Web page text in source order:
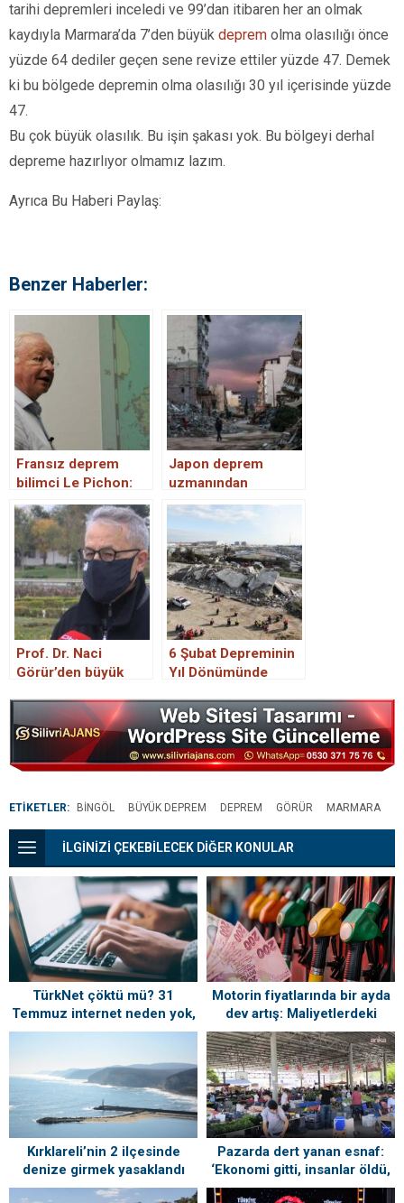
tarihi depremleri inceledi ve 99’dan itibaren her an olmak
kaydıyla Marmara’da 7’den büyük deprem olma olasılığı önce
yüzde 64 dediler geçen sene revize ettiler yüzde 47. Demek
ki bu bölgede depremin olma olasılığı 30 yıl içerisinde yüzde
47.
Bu çok büyük olasılık. Bu işin şakası yok. Bu bölgeyi derhal
depreme hazırlıyor olmamız lazım.
Ayrıca Bu Haberi Paylaş:
Benzer Haberler:
Fransız deprem
bilimci Le Pichon:
Marmara’da 7,6
üzerinde tek bir
depremin olacağını
düşünüyorum
Japon deprem
uzmanından
korkutan açıklama:
‘Marmara’yı çok kötü
bir deprem bekliyor’
Prof. Dr. Naci
Görür’den büyük
için korkutan
açıklama
6 Şubat Depreminin
Yıl Dönümünde
ETİKETLER: BINGÖL BÜYÜK DEPREM DEPREM GÖRÜR MARMARA
İLGİNİZİ ÇEKEBİLECEK DİĞER KONULAR
TürkNet çöktü mü? 31
Temmuz internet neden yok,
ne zaman gelecek?
Motorin fiyatlarında bir ayda
dev artış: Maliyetlerdeki
yükseliş sofrayı da vuracak
Kırklareli’nin 2 ilçesinde
denize girmek yasaklandı
Pazarda dert yanan esnaf:
‘Ekonomi gitti, insanlar öldü,
kefenleyip gömecek adam